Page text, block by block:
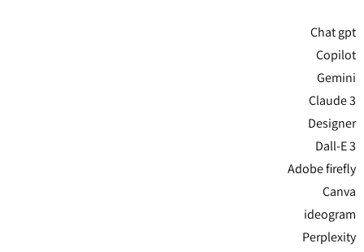
Chat gpt
Copilot
Gemini
Claude 3
Designer
Dall-E 3
Adobe firefly
Canva
ideogram
Perplexity